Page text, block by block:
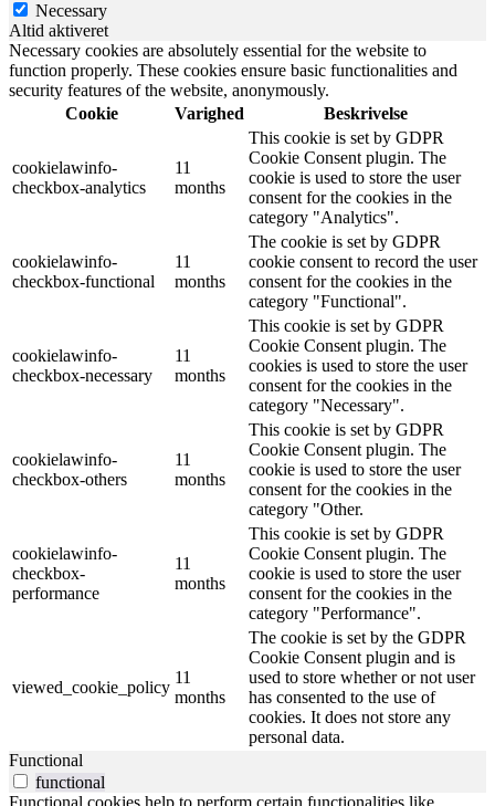
Necessary
Altid aktiveret
Necessary cookies are absolutely essential for the website to
function properly. These cookies ensure basic functionalities and
security features of the website, anonymously.
Cookie
Varighed Beskrivelse
cookielawinfo-
checkbox-analytics
11
months
This cookie is set by GDPR
Cookie Consent plugin. The
cookie is used to store the user
consent for the cookies in the
category "Analytics".
cookielawinfo-
checkbox-functional
11
months
The cookie is set by GDPR
cookie consent to record the user
consent for the cookies in the
category "Functional".
cookielawinfo-
checkbox-necessary
11
months
This cookie is set by GDPR
Cookie Consent plugin. The
cookies is used to store the user
consent for the cookies in the
category "Necessary".
cookielawinfo-
checkbox-others
11
months
This cookie is set by GDPR
Cookie Consent plugin. The
cookie is used to store the user
consent for the cookies in the
category "Other.
cookielawinfo-
checkbox-
performance
11
months
This cookie is set by GDPR
Cookie Consent plugin. The
cookie is used to store the user
consent for the cookies in the
category "Performance".
viewed_cookie_policy
11
months
The cookie is set by the GDPR
Cookie Consent plugin and is
used to store whether or not user
has consented to the use of
cookies. It does not store any
personal data.
Functional
functional